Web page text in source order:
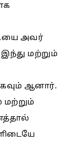
அவர்
மற்றும்
ஆனார்.
மற்றும்